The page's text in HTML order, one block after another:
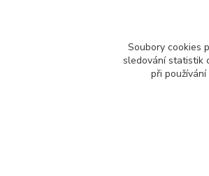
Soubory cookies
sledování statistik
při